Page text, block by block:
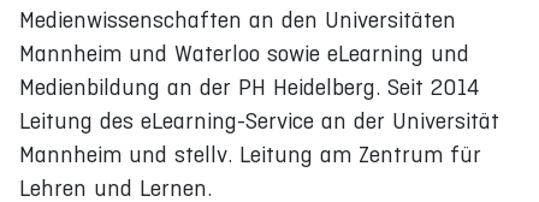
Medienwissenschaften an den Universitäten
Mannheim und Waterloo sowie eLearning und
Medienbildung an der PH Heidelberg. Seit 2014
Leitung des eLearning-Service an der Universität
Mannheim und stellv. Leitung am Zentrum für
Lehren und Lernen.